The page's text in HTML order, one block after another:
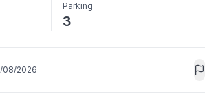
Parking
3
08/2026